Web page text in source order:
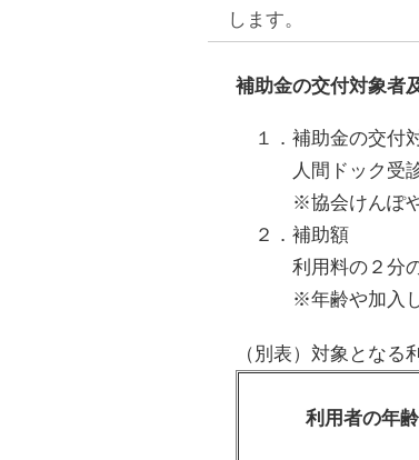
します。
補助金の交付対象者
１．補助金の交付
人間ドック受診
※協会けんぽや健
２．補助額
利用料の２分の
※年齢や加入して
（別表）対象とな
利用者の年齢